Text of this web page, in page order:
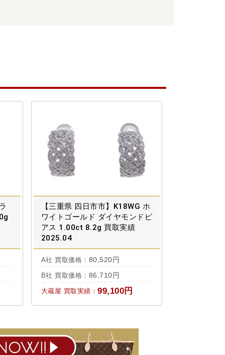
【三重県 四日市市】K18WG ホ
ワイトゴールド ダイヤモンドピ
アス 1.00ct 8.2g 買取実績
2025.04
A社 買取価格： 80,520円
B社 買取価格： 86,710円
大蔵屋 買取実績： 99,100円